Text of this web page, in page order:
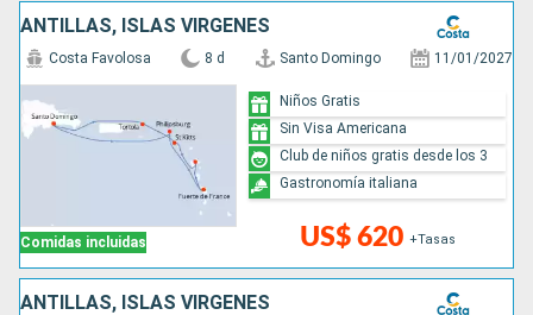
ANTILLAS, ISLAS VÍRGENES
Comidas incluidas
Costa Favolosa 8 d Santo Domingo 11/01/2027
US$ 620 +Tasas
Niños Gratis
Sin Visa Americana
Club de niños gratis desde los 3
Gastronomía italiana
ANTILLAS, ISLAS VÍRGENES